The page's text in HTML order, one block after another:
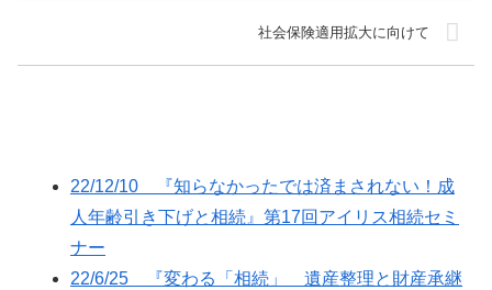
社会保険適用拡大に向けて
22/12/10 『知らなかったでは済まされない！成
人年齢引き下げと相続』第17回アイリス相続セミ
ナー
22/6/25 『変わる「相続」 遺産整理と財産承継